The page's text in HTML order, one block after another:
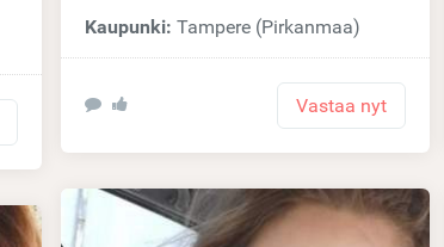
Kaupunki: Tampere (Pirkanmaa)
Vastaa nyt